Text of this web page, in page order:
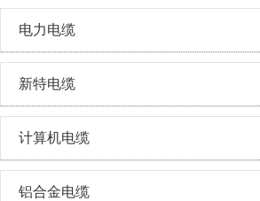
电力电缆
新特电缆
计算机电缆
铝合金电缆